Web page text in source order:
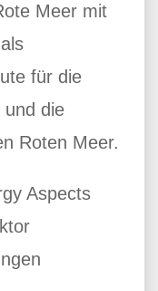
Meer mit
für die
und die
Roten Meer.
Aspects